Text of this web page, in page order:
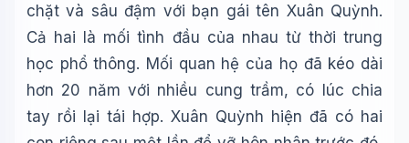
chặt và sâu đậm với bạn gái tên Xuân Quỳnh.
Cả hai là mối tình đầu của nhau từ thời trung
học phổ thông. Mối quan hệ của họ đã kéo dài
hơn 20 năm với nhiều cung trầm, có lúc chia
tay rồi lại tái hợp. Xuân Quỳnh hiện đã có hai